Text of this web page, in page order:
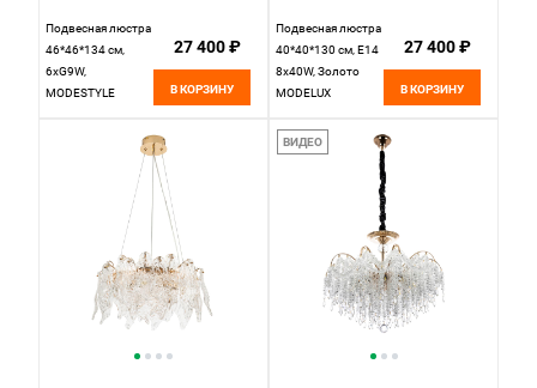
Подвесная люстра
46*46*134 см,
6xG9W,
MODESTYLE
27 400 ₽
В КОРЗИНУ
Подвесная люстра
40*40*130 см, Е14
8x40W, Золото
MODELUX
27 400 ₽
В КОРЗИНУ
ВИДЕО